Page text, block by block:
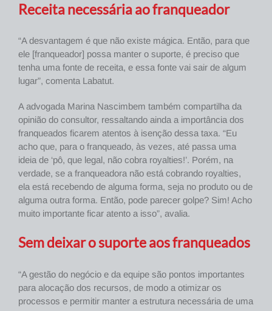
Receita necessária ao franqueador
“A desvantagem é que não existe mágica. Então, para que
ele [franqueador] possa manter o suporte, é preciso que
tenha uma fonte de receita, e essa fonte vai sair de algum
lugar”, comenta Labatut.
A advogada Marina Nascimbem também compartilha da
opinião do consultor, ressaltando ainda a importância dos
franqueados ficarem atentos à isenção dessa taxa. “Eu
acho que, para o franqueado, às vezes, até passa uma
ideia de ‘pô, que legal, não cobra royalties!’. Porém, na
verdade, se a franqueadora não está cobrando royalties,
ela está recebendo de alguma forma, seja no produto ou de
alguma outra forma. Então, pode parecer golpe? Sim! Acho
muito importante ficar atento a isso”, avalia.
Sem deixar o suporte aos franqueados
“A gestão do negócio e da equipe são pontos importantes
para alocação dos recursos, de modo a otimizar os
processos e permitir manter a estrutura necessária de uma